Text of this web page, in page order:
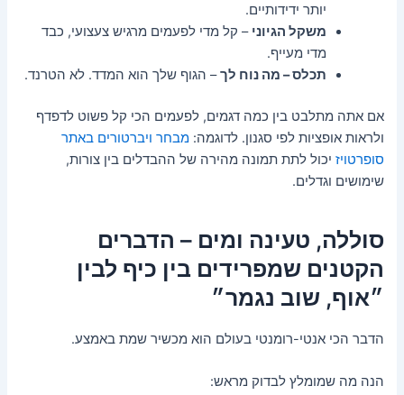
יותר ידידותיים.
משקל הגיוני – קל מדי לפעמים מרגיש צעצועי, כבד
מדי מעייף.
תכלס – מה נוח לך– הגוף שלך הוא המדד. לא הטרנד.
אם אתה מתלבט בין כמה דגמים, לפעמים הכי קל פשוט לדפדף
ולראות אופציות לפי סגנון. לדוגמה:מבחר ויברטורים באתר
סופרטויז יכול לתת תמונה מהירה של ההבדלים בין צורות,
שימושים וגדלים.
סוללה, טעינה ומים – הדברים
הקטנים שמפרידים בין כיף לבין
״אוף, שוב נגמר״
הדבר הכי אנטי-רומנטי בעולם הוא מכשיר שמת באמצע.
הנה מה שמומלץ לבדוק מראש: